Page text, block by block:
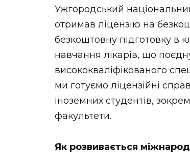
Ужгородський
отримав ліцензію на
безкоштовну підготовку в
навчання лікарів, що
висококваліфікованого
ми готуємо ліцензійні
іноземних студентів,
факультети.
Як розвивається